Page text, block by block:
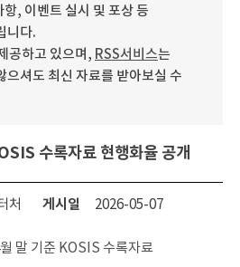
, 이벤트 실시 및 포상 등
니다.
공하고 있으며, RSS서비스는
으셔도 최신 자료를 받아보실 수
수록자료 현행화율 공개
처 게시일 2026-05-07
말 기준 KOSIS 수록자료